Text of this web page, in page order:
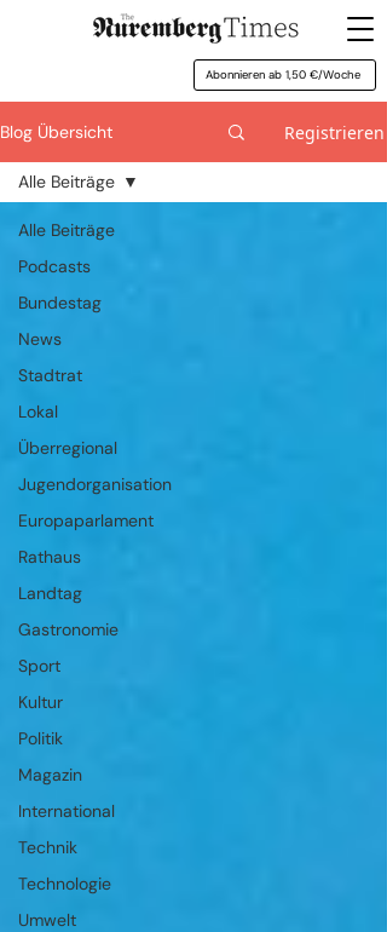
Abonnieren ab 1,50 €/Woche
Blog Übersicht Registrieren
Alle Beiträge
Podcasts
Bundestag
News
Stadtrat
Lokal
Überregional
Jugendorganisation
Europaparlament
Rathaus
Landtag
Gastronomie
Sport
Kultur
Politik
Magazin
International
Technik
Technologie
Umwelt
Alle Beiträge